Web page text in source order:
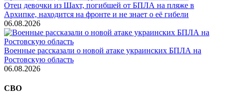
Отец девочки из Шахт, погибшей от БПЛА на пляже в
Архипке, находится на фронте и не знает о её гибели
06.08.2026
Военные рассказали о новой атаке украинских БПЛА на
Ростовскую область
06.08.2026
СВО